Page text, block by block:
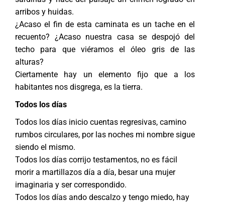
arribos y huidas.
¿Acaso el fin de esta caminata es un tache en el
recuento? ¿Acaso nuestra casa se despojó del
techo para que viéramos el óleo gris de las
alturas?
Ciertamente hay un elemento fijo que a los
habitantes nos disgrega, es la tierra.
Todos los días
Todos los días inicio cuentas regresivas, camino
rumbos circulares, por las noches mi nombre sigue
siendo el mismo.
Todos los días corrijo testamentos, no es fácil
morir a martillazos día a día, besar una mujer
imaginaria y ser correspondido.
Todos los días ando descalzo y tengo miedo, hay